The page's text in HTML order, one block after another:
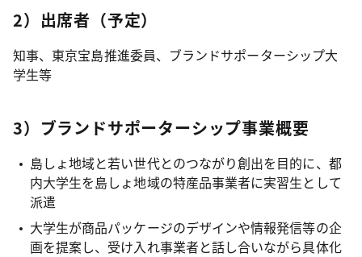
2）出席者（予定）
知事、東京宝島推進委員、ブランドサポーターシップ大
学生等
3）ブランドサポーターシップ事業概要
島しょ地域と若い世代とのつながり創出を目的に、都
内大学生を島しょ地域の特産品事業者に実習生として
派遣
大学生が商品パッケージのデザインや情報発信等の企
画を提案し、受け入れ事業者と話し合いながら具体化